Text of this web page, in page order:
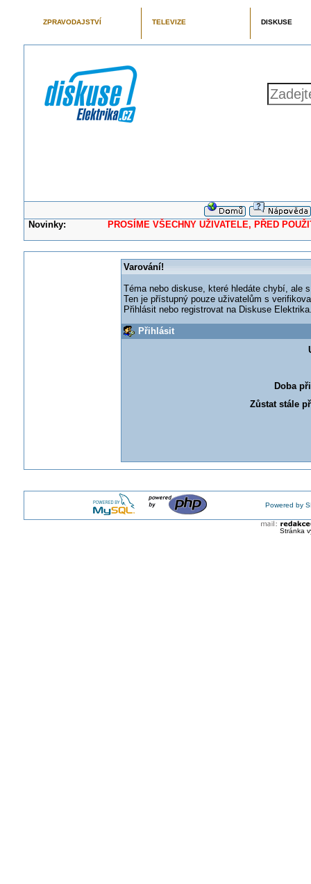
ZPRAVODAJSTVÍ TELEVIZE DISKUSE
Novinky: PROSÍME VŠECHNY UŽIVATELE, PŘED
Varování!
Téma nebo diskuse, které hledáte chybí, ale
Ten je přístupný pouze uživatelům s
Přihlásit nebo registrovat na Diskuse
Přihlásit
Doba
Zůstat stále
Powered by
Stránka